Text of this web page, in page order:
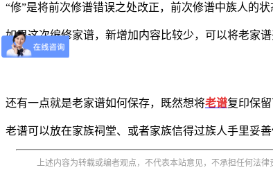
“修”是将前次修谱错误之处改正，前次修谱中族人的
如果这次编修家谱，新增加内容比较少，可以将老家
人查阅。
还有一点就是老家谱如何保存，既然想将老谱复印保
老谱可以放在家族祠堂、或者家族信得过族人手里妥
上述内容为转载或编者观点，不代表本站意见，不承担任何法律